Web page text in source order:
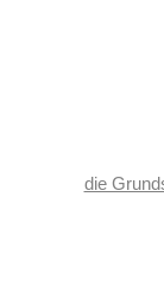
die